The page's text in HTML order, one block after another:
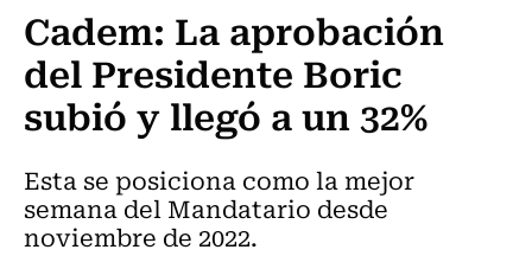
Cadem: La aprobación
del Presidente Boric
subió y llegó a un 32%
Esta se posiciona como la mejor
semana del Mandatario desde
noviembre de 2022.